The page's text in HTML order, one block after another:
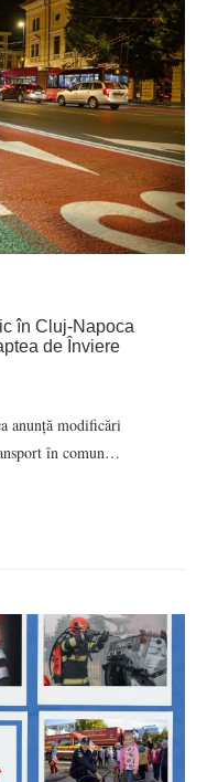
în Cluj-Napoca
de Înviere
anunță modificări
în comun…